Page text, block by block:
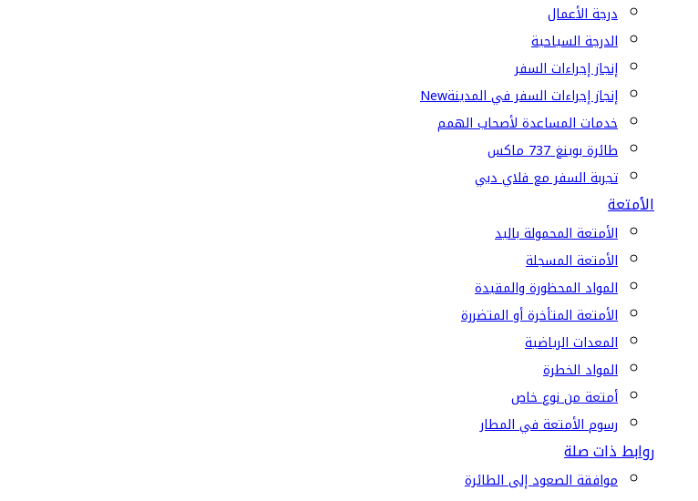
درجة الأعمال
الدرجة السياحية
إنجاز إجراءات السفر
إنجاز إجراءات السفر في المدينةNew
خدمات المساعدة لأصحاب الهمم
طائرة بوينغ 737 ماكس
تجربة السفر مع فلاي دبي
الأمتعة
الأمتعة المحمولة باليد
الأمتعة المسجلة
المواد المحظورة والمقيدة
الأمتعة المتأخرة أو المتضررة
المعدات الرياضية
المواد الخطرة
أمتعة من نوع خاص
رسوم الأمتعة في المطار
روابط ذات صلة
موافقة الصعود إلى الطائرة